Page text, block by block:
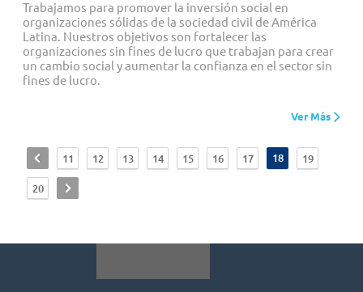
Trabajamos para promover la inversión social en
organizaciones sólidas de la sociedad civil de América
Latina. Nuestros objetivos son fortalecer las
organizaciones sin fines de lucro que trabajan para crear
un cambio social y aumentar la confianza en el sector sin
fines de lucro.
Ver Más
< 11 12 13 14 15 16 17 18 19
20 >